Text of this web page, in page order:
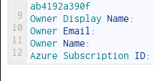
9
10
11
12
ab4192a390f
Owner Display Name:
Owner Email :
Owner Name:
Azure Subscription ID: